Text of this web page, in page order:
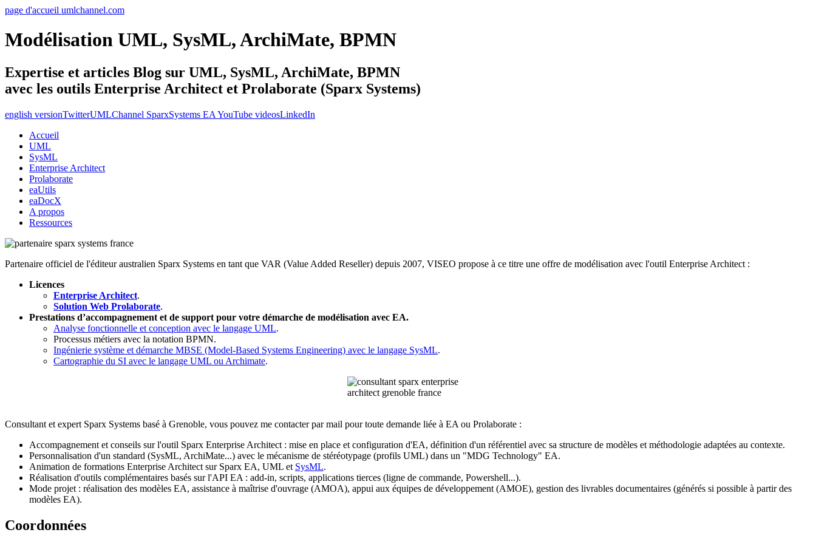
page d'accueil umlchannel.com
Modélisation UML, SysML, ArchiMate, BPMN
Expertise et articles Blog sur UML, SysML, ArchiMate, BPMN
avec les outils Enterprise Architect et Prolaborate (Sparx Systems)
english versionTwitterUMLChannel SparxSystems EA YouTube videosLinkedIn
Accueil
UML
SysML
Enterprise Architect
Prolaborate
eaUtils
eaDocX
A propos
Ressources
Partenaire officiel de l'éditeur australien Sparx Systems en tant que VAR (Value Added Reseller) depuis 2007, VISEO propose à ce titre une offre de modélisation avec l'outil Enterprise Architect :
Licences
Enterprise Architect.
Solution Web Prolaborate.
Prestations d’accompagnement et de support pour votre démarche de modélisation avec EA.
Analyse fonctionnelle et conception avec le langage UML.
Processus métiers avec la notation BPMN.
Ingénierie système et démarche MBSE (Model-Based Systems Engineering) avec le langage SysML.
Cartographie du SI avec le langage UML ou Archimate.
Consultant et expert Sparx Systems basé à Grenoble, vous pouvez me contacter par mail pour toute demande liée à EA ou Prolaborate :
Accompagnement et conseils sur l'outil Sparx Enterprise Architect : mise en place et configuration d'EA, définition d'un référentiel avec sa structure de modèles et méthodologie adaptées au contexte.
Personnalisation d'un standard (SysML, ArchiMate...) avec le mécanisme de stéréotypage (profils UML) dans un "MDG Technology" EA.
Animation de formations Enterprise Architect sur Sparx EA, UML et SysML.
Réalisation d'outils complémentaires basés sur l'API EA : add-in, scripts, applications tierces (ligne de commande, Powershell...).
Mode projet : réalisation des modèles EA, assistance à maîtrise d'ouvrage (AMOA), appui aux équipes de développement (AMOE), gestion des livrables documentaires (générés si possible à partir des
modèles EA).
Coordonnées